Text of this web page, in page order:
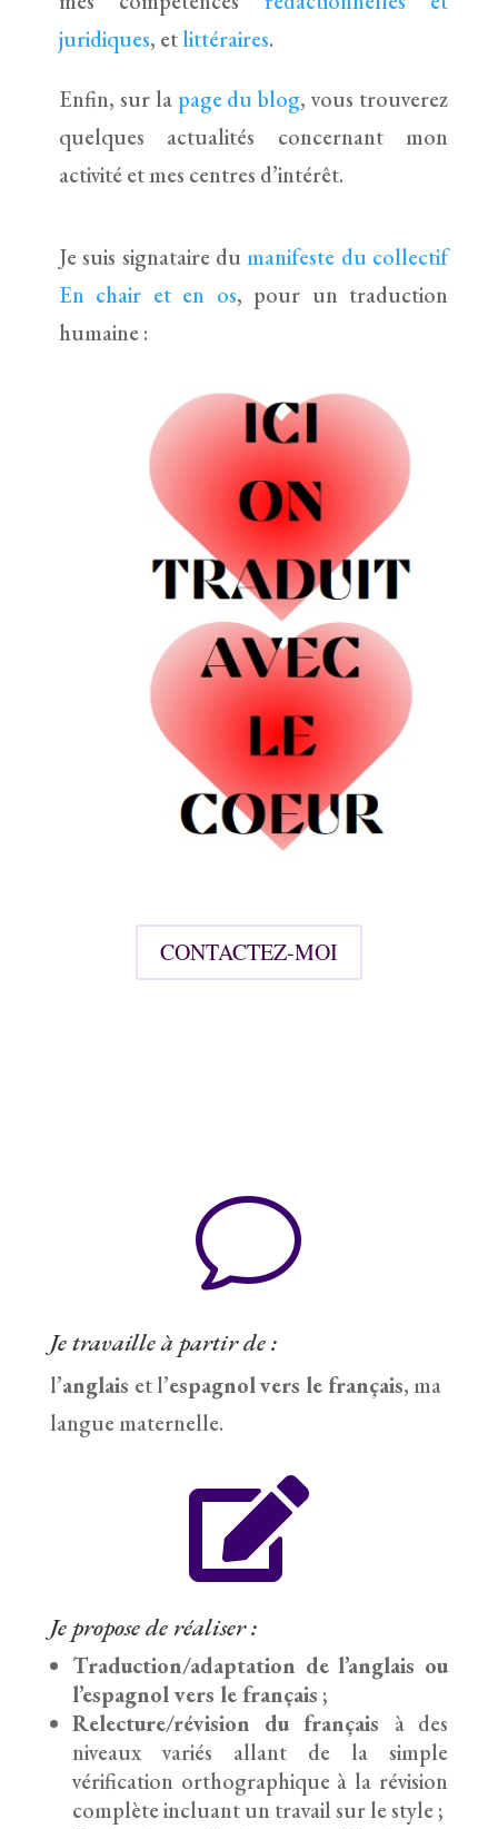
juridiques, etlittéraires.
Enfin, sur la page du blog, vous trouverez
quelques actualités concernant mon
activité et mes centres d’intérêt.
Je suis signataire du manifeste du collectif
En chair et en os, pour un traduction
humaine :
CONTACTEZ-MOI
v
Je travaille à partir de :
l’anglais et l’espagnolvers le français, ma
langue maternelle.

Je propose de réaliser :
Traduction/adaptation de l’anglais ou
l’espagnol vers le français ;
Relecture/révision du français à des
niveaux variés allant de la simple
vérification orthographique à la révision
complète incluant un travail sur le style ;